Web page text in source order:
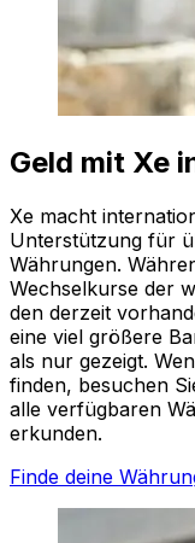
Geld mit Xe
Xe macht
Unterstützung für
Währungen.
Wechselkurse der
den derzeit
eine viel größere
als nur gezeigt.
finden, besuchen
alle verfügbaren
erkunden.
Finde deine